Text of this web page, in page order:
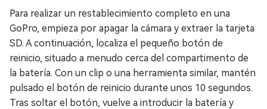
Para realizar un restablecimiento completo en una
GoPro, empieza por apagar la cámara y extraer la tarjeta
SD. A continuación, localiza el pequeño botón de
reinicio, situado a menudo cerca del compartimento de
la batería. Con un clip o una herramienta similar, mantén
pulsado el botón de reinicio durante unos 10 segundos.
Tras soltar el botón, vuelve a introducir la batería y